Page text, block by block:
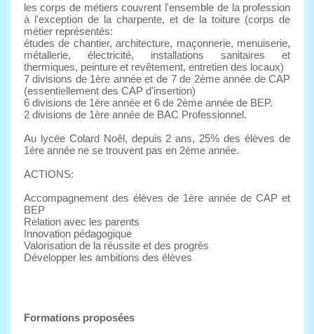
les corps de métiers couvrent l'ensemble de la profession
à l'exception de la charpente, et de la toiture (corps de
métier représentés:
études de chantier, architecture, maçonnerie, menuiserie,
métallerie, électricité, installations sanitaires et
thermiques, peinture et revêtement, entretien des locaux)
7 divisions de 1ère année et de 7 de 2ème année de CAP
(essentiellement des CAP d'insertion)
6 divisions de 1ère année et 6 de 2ème année de BEP.
2 divisions de 1ère année de BAC Professionnel.
Au lycée Colard Noêl, depuis 2 ans, 25% des élèves de
1ère année ne se trouvent pas en 2ème année.
ACTIONS:
Accompagnement des élèves de 1ère année de CAP et
BEP
Relation avec les parents
Innovation pédagogique
Valorisation de la réussite et des progrès
Développer les ambitions des élèves
Formations proposées